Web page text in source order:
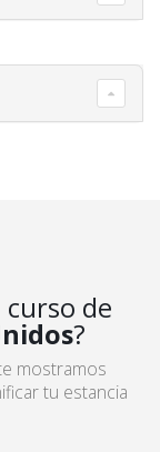
de
?
mostramos
tu estancia